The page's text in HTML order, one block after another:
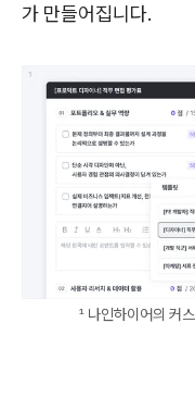
가 만들어집니다.
¹ 나인하이어의 커